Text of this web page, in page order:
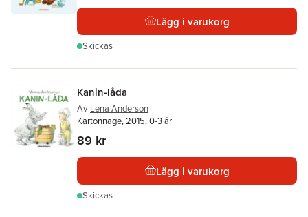
Lägg i varukorg
Skickas
Kanin-låda
Av Lena Anderson
Kartonnage, 2015, 0-3 år
89 kr
Lägg i varukorg
Skickas